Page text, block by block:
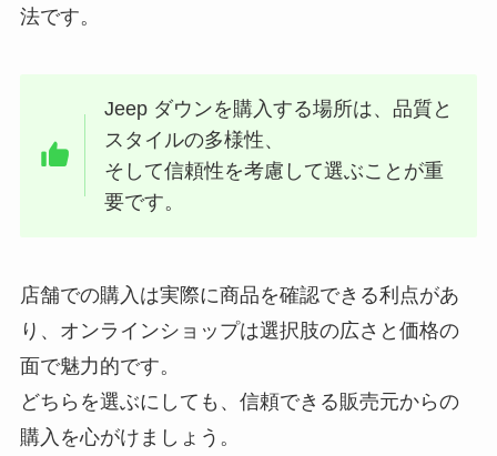
法です。
Jeep ダウンを購入する場所は、品質と
スタイルの多様性、
そして信頼性を考慮して選ぶことが重
要です。
店舗での購入は実際に商品を確認できる利点があ
り、オンラインショップは選択肢の広さと価格の
面で魅力的です。
どちらを選ぶにしても、信頼できる販売元からの
購入を心がけましょう。